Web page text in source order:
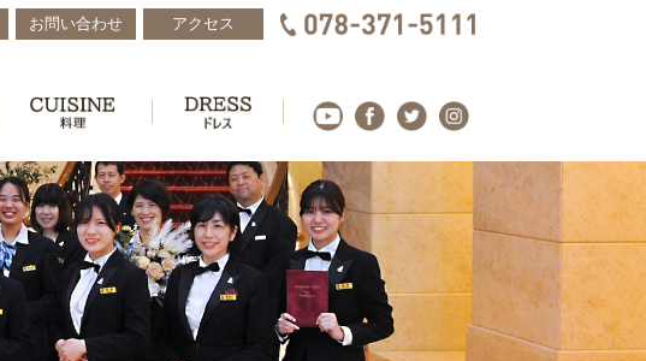
お問い合わせ アクセス